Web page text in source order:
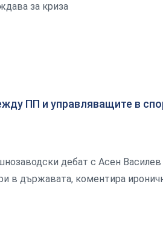
за криза
ПП и управляващите в
дебат с Асен Василев
в държавата, коментира